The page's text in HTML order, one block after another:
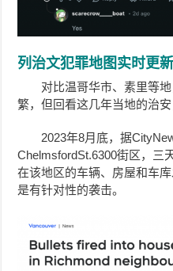
列治文犯罪地图实时更新
对比温哥华市、素里等
繁，但回看这几年当地的治
2023年8月底，据
ChelmsfordSt.6300街区，三
在该地区的车辆、房屋和车
是有针对性的袭击。